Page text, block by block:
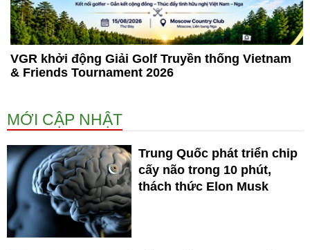
VGR khởi động Giải Golf Truyền thống Vietnam
& Friends Tournament 2026
MỚI CẬP NHẬT
Trung Quốc phát triển chip
cấy não trong 10 phút,
thách thức Elon Musk